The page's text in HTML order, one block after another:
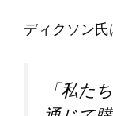
ディクソン氏
「私た